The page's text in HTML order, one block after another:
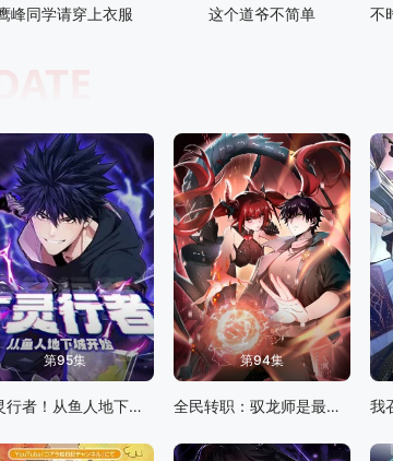
峰同学请穿上衣服 这个道爷不简单
第95集
亡灵行者！从鱼人地下城开始 动态漫画
第94集
全民转职：驭龙师是最弱职业 动态漫画